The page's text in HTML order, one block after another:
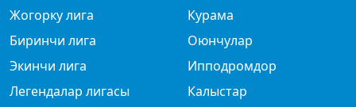
Жогорку лига
Биринчи лига
Экинчи лига
Легендалар лигасы
Курама
Оюнчулар
Ипподромдор
Калыстар